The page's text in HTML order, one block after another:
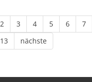
2 3 4 5 6 7
13 nächste